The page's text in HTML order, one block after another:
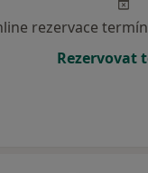
rezervace
Rezervovat